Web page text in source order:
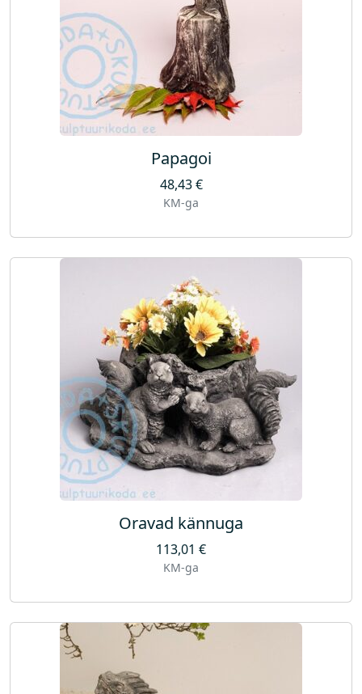
Papagoi
48,43€
KM-ga
Oravad kännuga
113,01 €
KM-ga